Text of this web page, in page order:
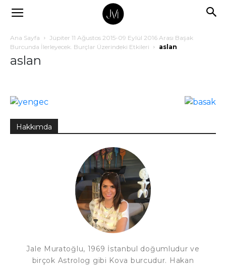
Ana Sayfa
Jüpiter 11 Ağustos 2015-09 Eylül 2016 Arası Başak
Burcunda İlerleyecek. Burçlar Üzerindeki Etkileri
aslan
aslan
Hakkımda
Jale Muratoğlu, 1969 İstanbul doğumludur ve
birçok Astrolog gibi Kova burcudur. Hakan